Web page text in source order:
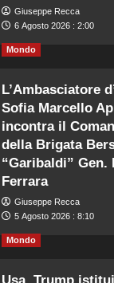
Giuseppe Recca
6 Agosto 2026 : 2:00
Mondo
L’Ambasciatore
Sofia Marcello
incontra il
della Brigata
“Garibaldi” Gen.
Ferrara
Giuseppe Recca
5 Agosto 2026 : 8:10
Mondo